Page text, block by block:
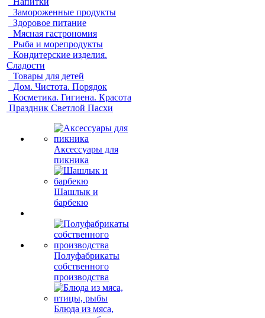
Замороженные продукты
Здоровое питание
Мясная гастрономия
Рыба и морепродукты
Кондитерские изделия.
Сладости
Товары для детей
Дом. Чистота. Порядок
Косметика. Гигиена. Красота
Праздник Светлой Пасхи
Аксессуары для
пикника
Шашлык и
барбекю
Полуфабрикаты
собственного
производства
Блюда из мяса,